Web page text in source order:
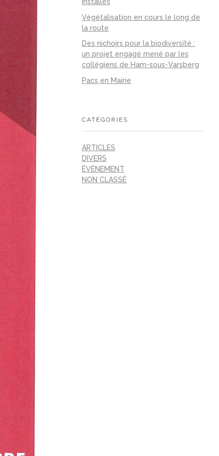
Végétalisation en cours le long de
la route
Des nichoirs pour la biodiversité :
un projet engagé mené par les
collégiens de Ham-sous-Varsberg
Pacs en Mairie
CATÉGORIES
ARTICLES
DIVERS
ÉVÉNEMENT
NON CLASSÉ